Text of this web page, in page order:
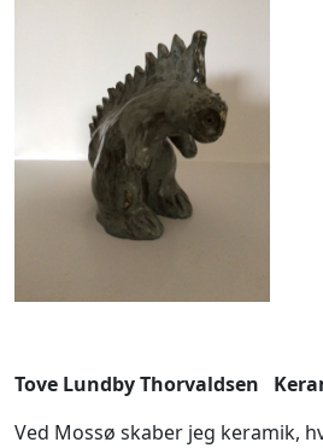
Tove Lundby Thorvaldsen
Ved Mossø skaber jeg keramik,